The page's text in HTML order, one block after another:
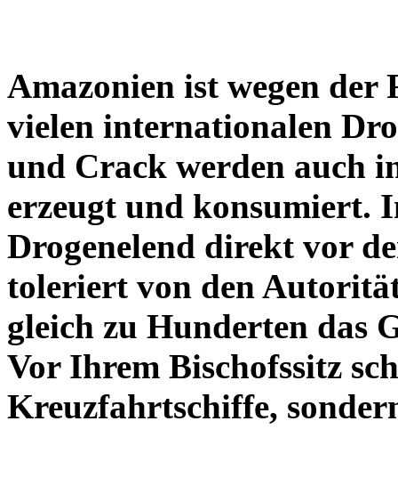
Amazonien ist wegen
vielen internationalen
und Crack werden auch
erzeugt und konsumiert.
Drogenelend direkt vor
toleriert von den
gleich zu Hunderten das
Vor Ihrem Bischofssitz
Kreuzfahrtschiffe,